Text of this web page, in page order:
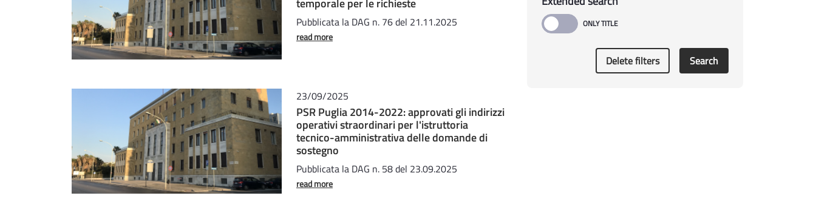
Pubblicata la DAG n. 76 del 21.11.2025
read more
23/09/2025
PSR Puglia 2014-2022: approvati gli indirizzi
operativi straordinari per l'istruttoria
tecnico-amministrativa delle domande di
sostegno
Pubblicata la DAG n. 58 del 23.09.2025
read more
Delete filters Search